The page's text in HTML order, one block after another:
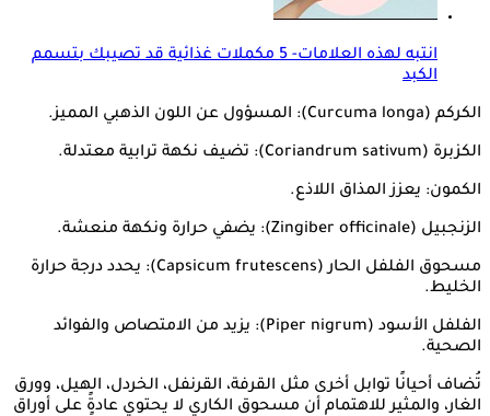
انتبه لهذه العلامات- 5 مكملات غذائية قد تصيبك بتسمم
الكبد
الكركم (Curcuma longa): المسؤول عن اللون الذهبي المميز.
الكزبرة (Coriandrum sativum): تضيف نكهة ترابية معتدلة.
الكمون: يعزز المذاق اللاذع.
الزنجبيل (Zingiber officinale): يضفي حرارة ونكهة منعشة.
مسحوق الفلفل الحار (Capsicum frutescens): يحدد درجة حرارة
الخليط.
الفلفل الأسود (Piper nigrum): يزيد من الامتصاص والفوائد
الصحية.
تُضاف أحيانًا توابل أخرى مثل القرفة، القرنفل، الخردل، الهيل، وورق
الغار، والمثير للاهتمام أن مسحوق الكاري لا يحتوي عادةً على أوراق